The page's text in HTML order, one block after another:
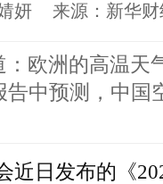
妍 来源： 新华
欧洲的高温天
中预测，中国
近日发布的《